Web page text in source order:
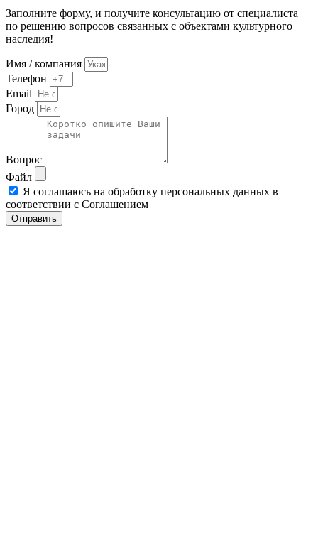
Заполните форму, и получите консультацию от специалиста
по решению вопросов связанных с объектами культурного
наследия!
Имя / компания
Телефон
Email
Город
Вопрос
Файл
Я соглашаюсь на обработку персональных данных в
соответствии с Соглашением
Отправить